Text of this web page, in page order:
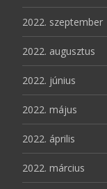
2022. szeptember
2022. augusztus
2022. június
2022. május
2022. április
2022. március